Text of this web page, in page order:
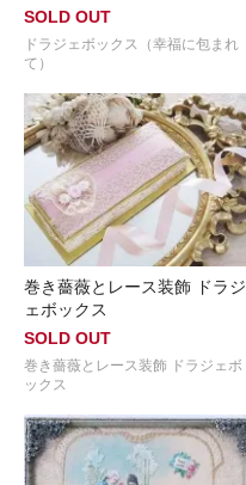
SOLD OUT
ドラジェボックス（幸福に包まれ
て）
巻き薔薇とレース装飾 ドラジ
ェボックス
SOLD OUT
巻き薔薇とレース装飾 ドラジェボ
ックス